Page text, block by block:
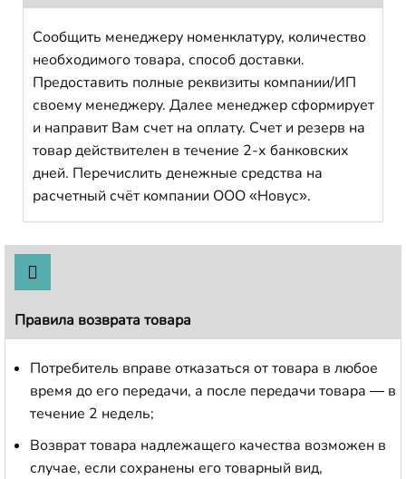
Сообщить менеджеру номенклатуру, количество
необходимого товара, способ доставки.
Предоставить полные реквизиты компании/ИП
своему менеджеру. Далее менеджер сформирует
и направит Вам счет на оплату. Счет и резерв на
товар действителен в течение 2-х банковских
дней. Перечислить денежные средства на
расчетный счёт компании ООО «Новус».
Правила возврата товара
Потребитель вправе отказаться от товара в любое
время до его передачи, а после передачи товара — в
течение 2 недель;
Возврат товара надлежащего качества возможен в
случае, если сохранены его товарный вид,